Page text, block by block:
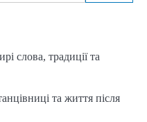
слова, традиції та
та життя після